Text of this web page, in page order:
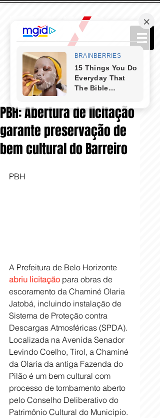
PBH: Abertura de licitação
garante preservação de
bem cultural do Barreiro
PBH
A Prefeitura de Belo Horizonte
abriu licitação para obras de
escoramento da Chaminé Olaria
Jatobá, incluindo instalação de
Sistema de Proteção contra
Descargas Atmosféricas (SPDA).
Localizada na Avenida Senador
Levindo Coelho, Tirol, a Chaminé
da Olaria da antiga Fazenda do
Pilão é um bem cultural com
processo de tombamento aberto
pelo Conselho Deliberativo do
Patrimônio Cultural do Município.